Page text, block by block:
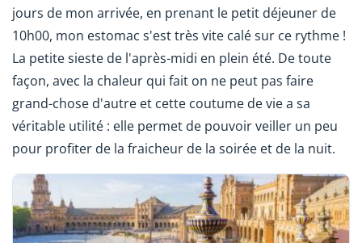
jours de mon arrivée, en prenant le petit déjeuner de
10h00, mon estomac s'est très vite calé sur ce rythme !
La petite sieste de l'après-midi en plein été. De toute
façon, avec la chaleur qui fait on ne peut pas faire
grand-chose d'autre et cette coutume de vie a sa
véritable utilité : elle permet de pouvoir veiller un peu
pour profiter de la fraicheur de la soirée et de la nuit.